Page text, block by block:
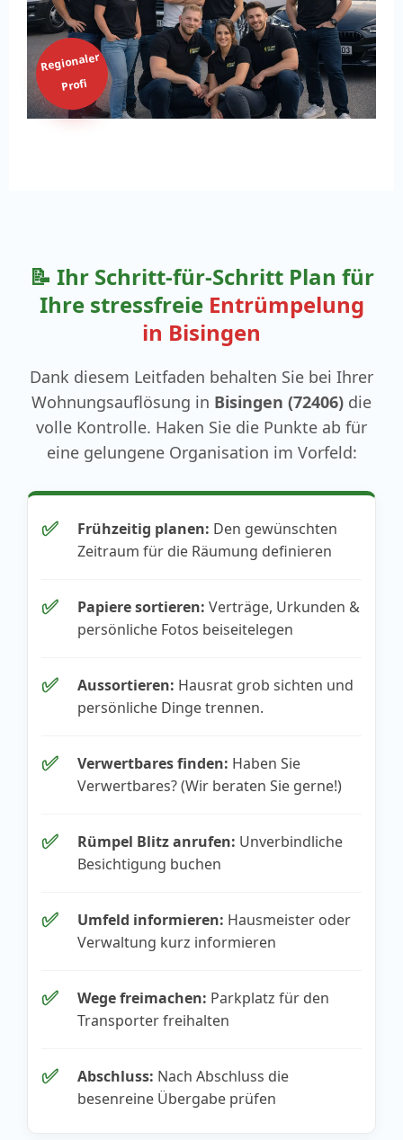
Regionaler
Profi
📝 Ihr Schritt-für-Schritt Plan für
Ihre stressfreie Entrümpelung
in Bisingen
Dank diesem Leitfaden behalten Sie bei Ihrer
Wohnungsauflösung in Bisingen (72406) die
volle Kontrolle. Haken Sie die Punkte ab für
eine gelungene Organisation im Vorfeld:
✅ Frühzeitig planen: Den gewünschten
Zeitraum für die Räumung definieren
✅ Papiere sortieren: Verträge, Urkunden &
persönliche Fotos beiseitelegen
✅ Aussortieren: Hausrat grob sichten und
persönliche Dinge trennen.
✅ Verwertbares finden: Haben Sie
Verwertbares? (Wir beraten Sie gerne!)
✅ Rümpel Blitz anrufen: Unverbindliche
Besichtigung buchen
✅ Umfeld informieren: Hausmeister oder
Verwaltung kurz informieren
✅ Wege freimachen: Parkplatz für den
Transporter freihalten
✅ Abschluss: Nach Abschluss die
besenreine Übergabe prüfen